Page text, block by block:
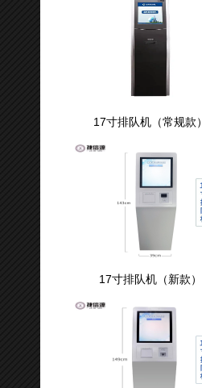
17寸排队机（常规款）
17寸排队机（新款）